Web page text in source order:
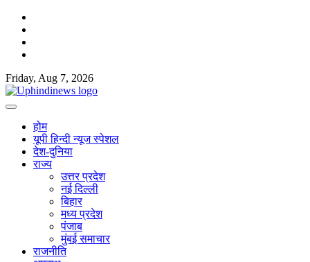
Skip
content
Friday, Aug 7, 2026
होम
यूपी हिन्दी न्यूज स्पेशल
देश-दुनिया
राज्य
उत्तर प्रदेश
नई दिल्ली
बिहार
मध्य प्रदेश
पंजाब
मुंबई समाचार
राजनीति